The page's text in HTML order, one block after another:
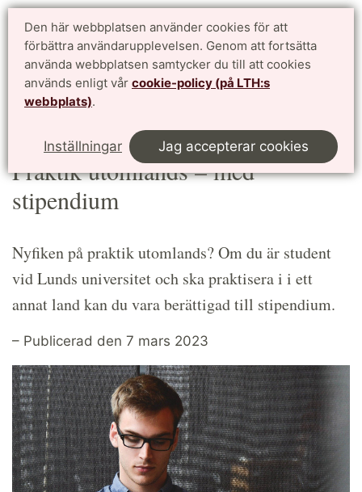
Den här webbplatsen använder cookies för att
förbättra användarupplevelsen. Genom att fortsätta
använda webbplatsen samtycker du till att cookies
används enligt vår cookie-policy (på LTH:s
webbplats).
Inställningar Jag accepterar cookies
Studentwebben LTH
för dig som studerar vid Lunds Tekniska Högskola English
Praktik utomlands – med
stipendium
Nyfiken på praktik utomlands? Om du är student
vid Lunds universitet och ska praktisera i i ett
annat land kan du vara berättigad till stipendium.
– Publicerad den 7 mars 2023